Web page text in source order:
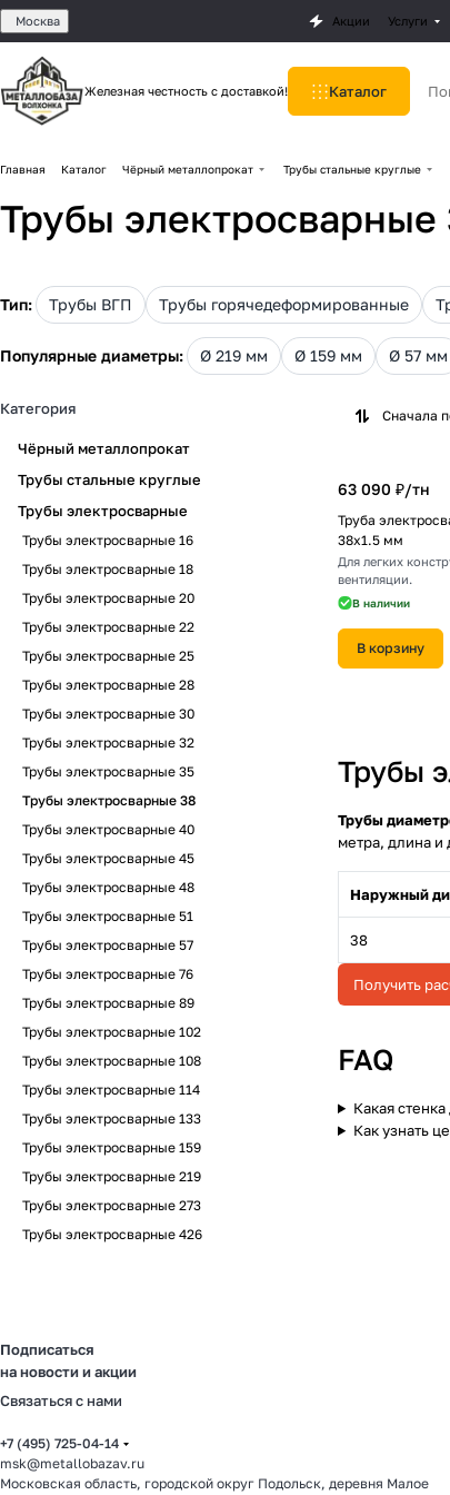
Москва Акции Услуги
Железная честность с доставкой! Каталог
Главная Каталог Чёрный металлопрокат Трубы стальные круглые
Трубы электросварные
Тип: Трубы ВГП Трубы горячедеформированные
Популярные диаметры: Ø 219 мм Ø 159 мм Ø 57 мм
Сначала
63 090 ₽/тн
Труба
38х1.5 мм
Для легких
вентиляции.
В наличии
В корзину
Трубы
Трубы
метра, длина и
Наружный
38
Получить
FAQ
Какая
Как узнать
Категория
Чёрный металлопрокат
Трубы стальные круглые
Трубы электросварные
Трубы электросварные 16
Трубы электросварные 18
Трубы электросварные 20
Трубы электросварные 22
Трубы электросварные 25
Трубы электросварные 28
Трубы электросварные 30
Трубы электросварные 32
Трубы электросварные 35
Трубы электросварные 38
Трубы электросварные 40
Трубы электросварные 45
Трубы электросварные 48
Трубы электросварные 51
Трубы электросварные 57
Трубы электросварные 76
Трубы электросварные 89
Трубы электросварные 102
Трубы электросварные 108
Трубы электросварные 114
Трубы электросварные 133
Трубы электросварные 159
Трубы электросварные 219
Трубы электросварные 273
Трубы электросварные 426
Подписаться
на новости и акции
Связаться с нами
+7 (495) 725-04-14
msk@metallobazav.ru
Московская область, городской округ Подольск, деревня Малое